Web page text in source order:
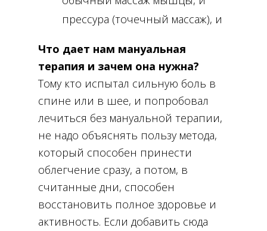
прессура (точечный массаж), и
на ее триггерные зоны (зоны
максимального напряжения и
болезненности), это и
растягивания мышцы, это и
приемы, чередующие
напряжение мышцы с ее
растягивание
Что дает нам мануальная
терапия и зачем она нужна?
Тому кто испытал сильную боль в
спине или в шее, и попробовал
лечиться без мануальной терапии,
не надо объяснять пользу метода,
который способен принести
облегчение сразу, а потом, в
считанные дни, способен
восстановить полное здоровье и
активность. Если добавить сюда